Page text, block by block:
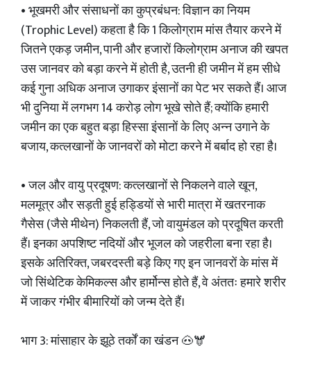
• भूखमरी और संसाधनों का कुप्रबंधन: विज्ञान का नियम
(Trophic Level) कहता है कि 1 किलोग्राम मांस तैयार करने में
जितने एकड़ जमीन, पानी और हजारों किलोग्राम अनाज की खपत
उस जानवर को बड़ा करने में होती है, उतनी ही जमीन में हम सीधे
कई गुना अधिक अनाज उगाकर इंसानों का पेट भर सकते हैं। आज
भी दुनिया में लगभग 14 करोड़ लोग भूखे सोते हैं; क्योंकि हमारी
जमीन का एक बहुत बड़ा हिस्सा इंसानों के लिए अन्न उगाने के
बजाय, कत्लखानों के जानवरों को मोटा करने में बर्बाद हो रहा है।
• जल और वायु प्रदूषण: कत्लखानों से निकलने वाले खून,
मलमूत्र और सड़ती हुई हड्डियों से भारी मात्रा में खतरनाक
गैसेस (जैसे मीथेन) निकलती हैं, जो वायुमंडल को प्रदूषित करती
हैं। इनका अपशिष्ट नदियों और भूजल को जहरीला बना रहा है।
इसके अतिरिक्त, जबरदस्ती बड़े किए गए इन जानवरों के मांस में
जो सिंथेटिक केमिकल्स और हार्मोन्स होते हैं, वे अंततः हमारे शरीर
में जाकर गंभीर बीमारियों को जन्म देते हैं।
भाग 3: मांसाहार के झूठे तर्कों का खंडन 🐽🫎